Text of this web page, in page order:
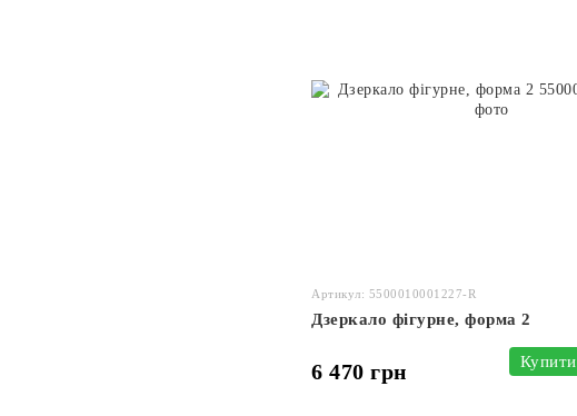
Артикул: 5500010001227-R
Дзеркало фігурне, форма 2
6 470 грн Купити